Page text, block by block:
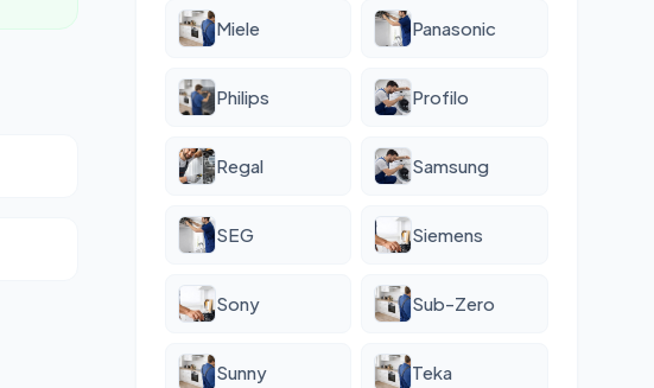
Miele Panasonic
Philips Profilo
Regal Samsung
SEG Siemens
Sony Sub-Zero
Sunny Teka